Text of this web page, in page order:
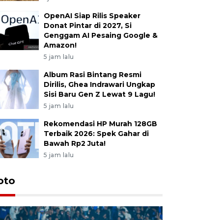
OpenAI Siap Rilis Speaker
Donat Pintar di 2027, Si
Genggam AI Pesaing Google &
Amazon!
5 jam lalu
Album Rasi Bintang Resmi
Dirilis, Ghea Indrawari Ungkap
Sisi Baru Gen Z Lewat 9 Lagu!
5 jam lalu
Rekomendasi HP Murah 128GB
Terbaik 2026: Spek Gahar di
Bawah Rp2 Juta!
5 jam lalu